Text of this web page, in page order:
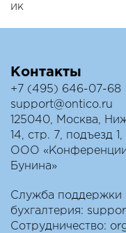
Контакты
+7 (495) 646-07-68
support@ontico.ru
125040, Москва,
14, стр. 7, подъезд
ООО
Бунина»
Служба поддержки
бухгалтерия:
Сотрудничество: